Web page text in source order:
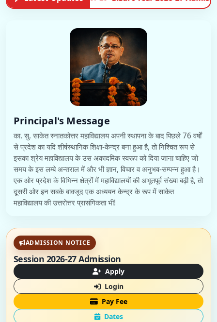
Principal's Message
का. सु. साकेत स्नातकोत्तर महाविद्यालय अपनी स्थापना के बाद पिछले 76 वर्षों
से प्रदेश का यदि शीर्षस्थानिक शिक्षा-केन्द्र बना हुआ है, तो निश्चित रूप से
इसका श्रेय महाविद्यालय के उस अकादमिक स्वरूप को दिया जाना चाहिए जो
समय के इस लम्बे अन्तराल में और भी ज्ञान, विचार व अनुभव-सम्पन्न हुआ है।
एक ओर प्रदेश के विभिन्न क्षेत्रों में महाविद्यालयों की अभूतपूर्व संख्या बढ़ी है, तो
दूसरी ओर इन सबके बावजूद एक अध्ययन केन्द्र के रूप में साकेत
महाविद्यालय की उत्तरोत्तर प्रासंगिकता भी!
ADMISSION NOTICE
Session 2026-27 Admission
Apply
Login
Pay Fee
Dates